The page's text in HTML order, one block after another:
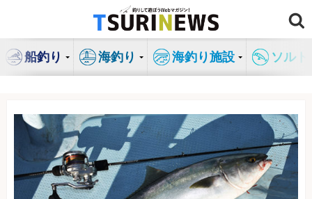
ン
船釣り 海釣り 海釣り施設 ソル